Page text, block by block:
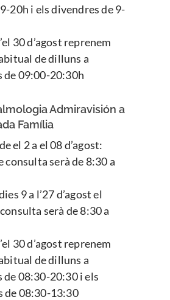
20h i els divendres de 9-
30 d’agost reprenem
de dilluns a
de 09:00-20:30h
Admiravisión a
Família
el 2 a el 08 d’agost:
consulta serà de 8:30 a
9 a l’27 d’agost el
serà de 8:30 a
30 d’agost reprenem
de dilluns a
de 08:30-20:30 i els
de 08:30-13:30